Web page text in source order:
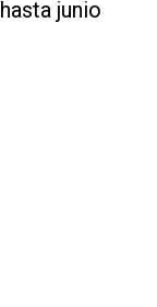
junio